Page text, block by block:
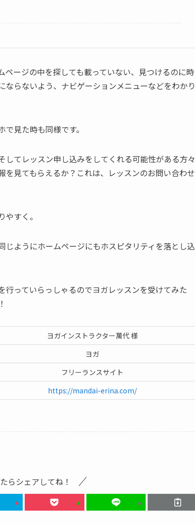
ージの中を探しても載っていない、見つけるのに時
らないよう、ナビゲーションメニューなどをわかり
見た時も同様です。
てレッスン申し込みをしてくれる可能性がある方々
を見てもらえるか？これは、レッスンのお問い合わせ
すく。
じようにホームページにもホスピタリティを落とし込
っていらっしゃるのでヨガレッスンを受けてみた
ヨガインストラクター萬代 様
ヨガ
フリーランスサイト
https://mandai-erina.com/
らシェアしてね！